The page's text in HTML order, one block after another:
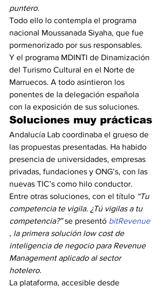
puntero.
Todo ello lo contempla el programa
nacional Moussanada Siyaha, que fue
pormenorizado por sus responsables.
Y el programa MDINTI de Dinamización
del Turismo Cultural en el Norte de
Marruecos. A todo asintieron los
ponentes de la delegación española
con la exposición de sus soluciones.
Soluciones muy prácticas
Andalucía Lab coordinaba el grueso de
las propuestas presentadas. Ha habido
presencia de universidades, empresas
privadas, fundaciones y ONG’s, con las
nuevas TIC’s como hilo conductor.
Entre otras soluciones, con el título “Tu
competencia te vigila. ¿Tú vigilas a tu
competencia?” se presentó bitRevenue
, la primera solución low cost de
inteligencia de negocio para Revenue
Management aplicado al sector
hotelero.
La plataforma, accesible desde